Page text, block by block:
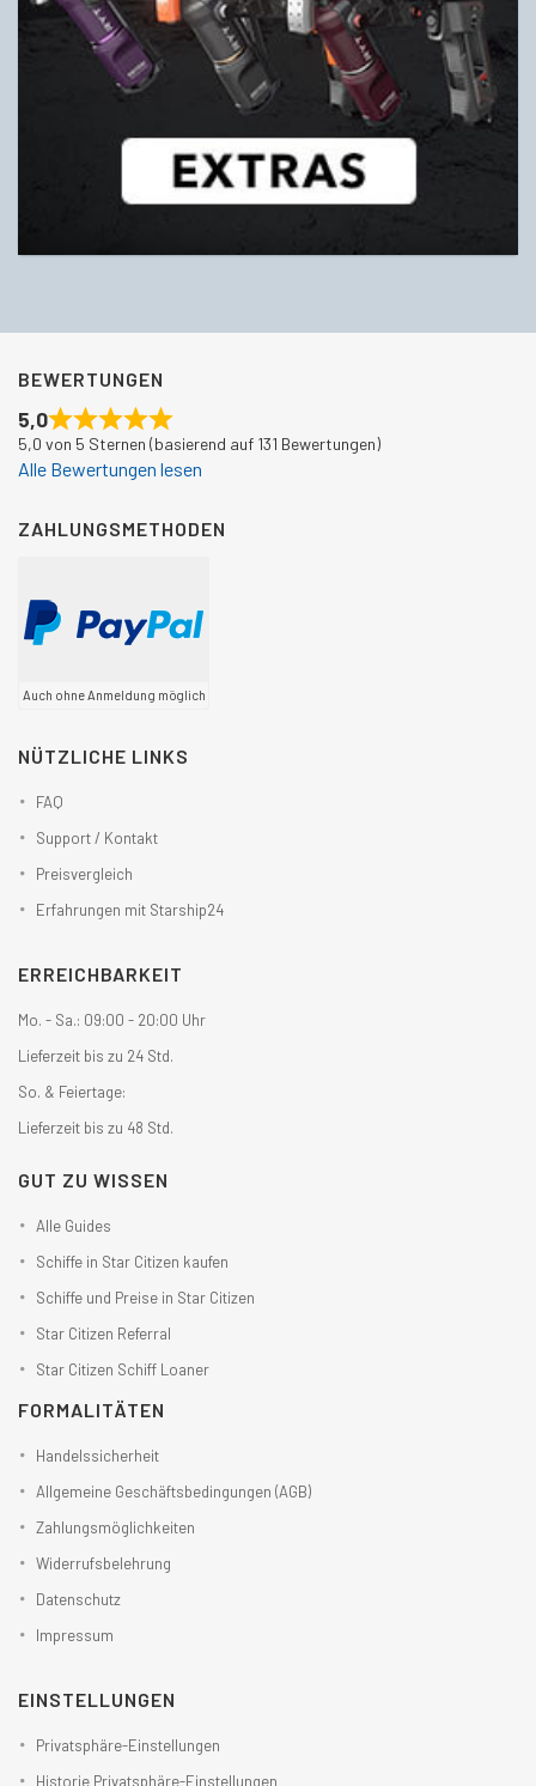
BEWERTUNGEN
5,0
5,0 von 5 Sternen (basierend auf 131 Bewertungen)
Alle Bewertungen lesen
ZAHLUNGSMETHODEN
Auch ohne Anmeldung möglich
NÜTZLICHE LINKS
FAQ
Support / Kontakt
Preisvergleich
Erfahrungen mit Starship24
ERREICHBARKEIT
Mo. - Sa.: 09:00 - 20:00 Uhr
Lieferzeit bis zu 24 Std.
So. & Feiertage:
Lieferzeit bis zu 48 Std.
GUT ZU WISSEN
Alle Guides
Schiffe in Star Citizen kaufen
Schiffe und Preise in Star Citizen
Star Citizen Referral
Star Citizen Schiff Loaner
FORMALITÄTEN
Handelssicherheit
Allgemeine Geschäftsbedingungen (AGB)
Zahlungsmöglichkeiten
Widerrufsbelehrung
Datenschutz
Impressum
EINSTELLUNGEN
Privatsphäre-Einstellungen
Historie Privatsphäre-Einstellungen